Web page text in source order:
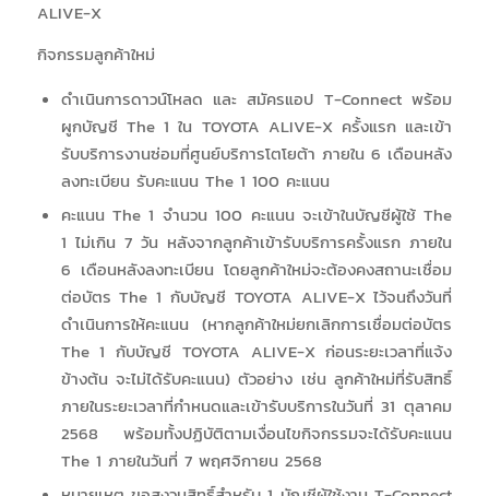
ALIVE-X
กิจกรรมลูกค้าใหม่
ดำเนินการดาวน์โหลด และ สมัครแอป T-Connect พร้อม
ผูกบัญชี The 1 ใน TOYOTA ALIVE-X ครั้งแรก และเข้า
รับบริการงานซ่อมที่ศูนย์บริการโตโยต้า ภายใน 6 เดือนหลัง
ลงทะเบียน รับคะแนน The 1 100 คะแนน
คะแนน The 1 จำนวน 100 คะแนน จะเข้าในบัญชีผู้ใช้ The
1 ไม่เกิน 7 วัน หลังจากลูกค้าเข้ารับบริการครั้งแรก ภายใน
6 เดือนหลังลงทะเบียน โดยลูกค้าใหม่จะต้องคงสถานะเชื่อม
ต่อบัตร The 1 กับบัญชี TOYOTA ALIVE-X ไว้จนถึงวันที่
ดำเนินการให้คะแนน (หากลูกค้าใหม่ยกเลิกการเชื่อมต่อบัตร
The 1 กับบัญชี TOYOTA ALIVE-X ก่อนระยะเวลาที่แจ้ง
ข้างต้น จะไม่ได้รับคะแนน) ตัวอย่าง เช่น ลูกค้าใหม่ที่รับสิทธิ์
ภายในระยะเวลาที่กำหนดและเข้ารับบริการในวันที่ 31 ตุลาคม
2568 พร้อมทั้งปฏิบัติตามเงื่อนไขกิจกรรมจะได้รับคะแนน
The 1 ภายในวันที่ 7 พฤศจิกายน 2568